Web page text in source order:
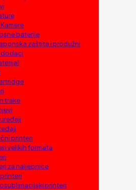
baterije
zaštita i produžni
dodaci
trake
uređaji
printeri
velikih formata
za naljepnice
printeri